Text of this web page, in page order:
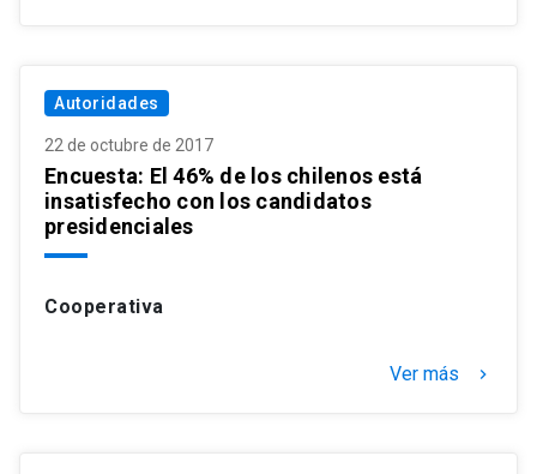
Autoridades
22 de octubre de 2017
Encuesta: El 46% de los chilenos está
insatisfecho con los candidatos
presidenciales
Cooperativa
Ver más keyboard_arrow_right